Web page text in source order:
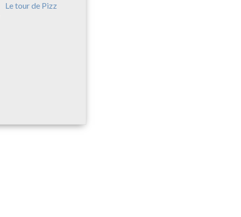
Le tour de Pizz